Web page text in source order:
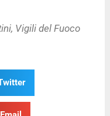
, Vigili del Fuoco